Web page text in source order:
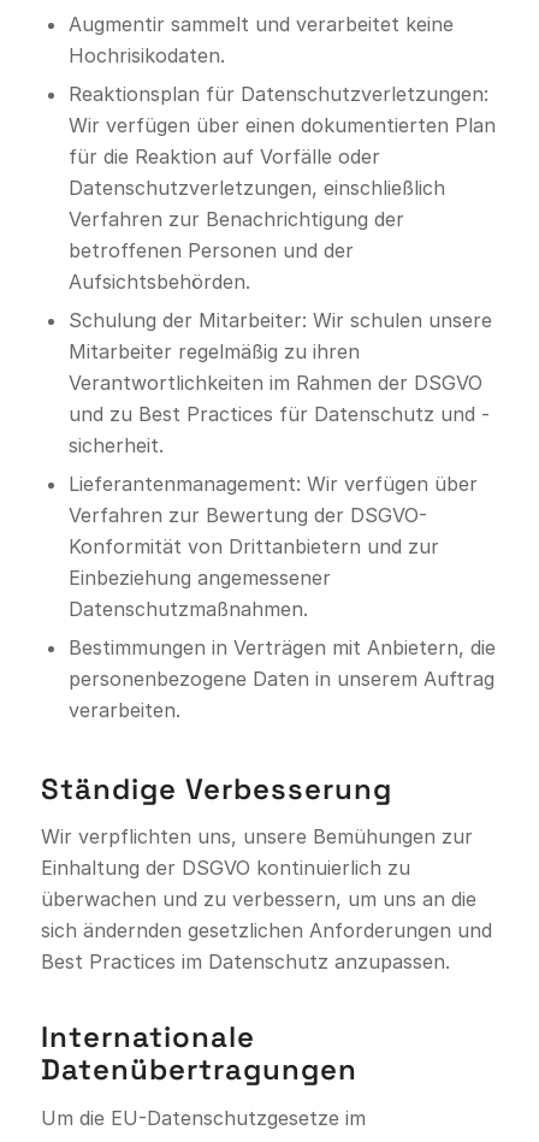
Augmentir sammelt und verarbeitet keine
Hochrisikodaten.
Reaktionsplan für Datenschutzverletzungen:
Wir verfügen über einen dokumentierten Plan
für die Reaktion auf Vorfälle oder
Datenschutzverletzungen, einschließlich
Verfahren zur Benachrichtigung der
betroffenen Personen und der
Aufsichtsbehörden.
Schulung der Mitarbeiter: Wir schulen unsere
Mitarbeiter regelmäßig zu ihren
Verantwortlichkeiten im Rahmen der DSGVO
und zu Best Practices für Datenschutz und -
sicherheit.
Lieferantenmanagement: Wir verfügen über
Verfahren zur Bewertung der DSGVO-
Konformität von Drittanbietern und zur
Einbeziehung angemessener
Datenschutzmaßnahmen.
Bestimmungen in Verträgen mit Anbietern, die
personenbezogene Daten in unserem Auftrag
verarbeiten.
Ständige Verbesserung
Wir verpflichten uns, unsere Bemühungen zur
Einhaltung der DSGVO kontinuierlich zu
überwachen und zu verbessern, um uns an die
sich ändernden gesetzlichen Anforderungen und
Best Practices im Datenschutz anzupassen.
Internationale
Datenübertragungen
Um die EU-Datenschutzgesetze im